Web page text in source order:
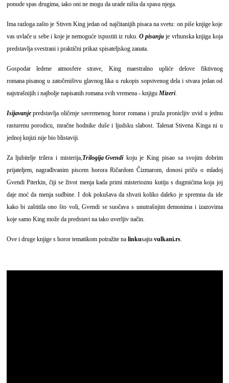
ponude spas drugima, iako oni ne mogu da urade ništa da spasu njega.
Ima razloga zašto je Stiven King jedan od najčitanijih pisaca na svetu: on piše knjige koje
vas uvlače u sebe i koje je nemoguće ispustiti iz ruku. O pisanjuje vrhunska knjiga koja
predstavlja svestrani i praktični prikaz spisateljskog zanata.
Gospodar ledene atmosfere strave, King maestralno upliće delove fiktivnog
romana pisanog u zatočeništvu glavnog lika u rukopis sopstvenog dela i stvara jedan od
najstrašnijih i najbolje napisanih romana svih vremena - knjigu Mizeri.
Isijavanje predstavlja oličenje savremenog horor romana i pruža pronicljiv uvid u jednu
rasturenu porodicu, mračne hodnike duše i ljudsku slabost. Talenat Stivena Kinga ni u
jednoj knjizi nije bio blistaviji.
Za ljubitelje trilera i misterija,Trilogija Gvendikoju je King pisao sa svojim dobrim
prijateljem, nagrađivanim piscem horora Ričardom Čizmarom, donosi priču o mladoj
Gvendi Piterkin, čiji se život menja kada primi misterioznu kutiju s dugmićima koja joj
daje moć da menja sudbine. I dok pokušava da shvati koliko daleko je spremna da ide
kako bi zaštitila ono što voli, Gvendi se suočava s unutrašnjim demonima i izazovima
koje samo King može da predstavi na tako uverljiv način.
Ove i druge knjige s horor tematikom potražite na linkusajta vulkani.rs.